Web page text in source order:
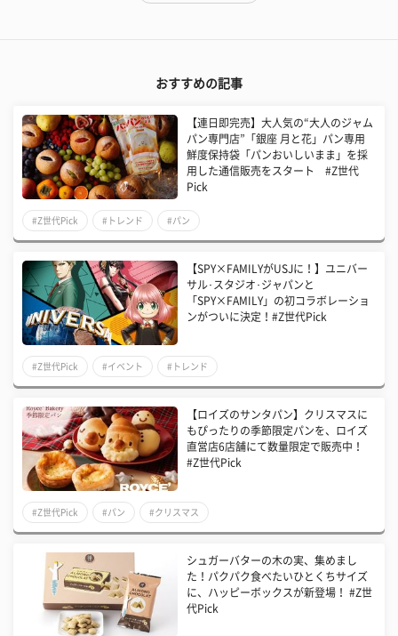
おすすめの記事
【連日即完売】大人気の“大人のジャム
パン専門店”「銀座 月と花」パン専用
鮮度保持袋「パンおいしいまま」を採
用した通信販売をスタート #Z世代
Pick
#Z世代Pick #トレンド #パン
【SPY×FAMILYがUSJに！】ユニバー
サル･スタジオ･ジャパンと
「SPY×FAMILY」の初コラボレーショ
ンがついに決定！#Z世代Pick
#Z世代Pick #イベント #トレンド
【ロイズのサンタパン】クリスマスに
もぴったりの季節限定パンを、ロイズ
直営店6店舗にて数量限定で販売中！
#Z世代Pick
#Z世代Pick #パン #クリスマス
シュガーバターの木の実、集めまし
た！パクパク食べたいひとくちサイズ
に、ハッピーボックスが新登場！ #Z世
代Pick